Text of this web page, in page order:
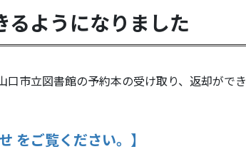
るようになりました
市立図書館の予約本の受け取り、返却ができ
をご覧ください。】